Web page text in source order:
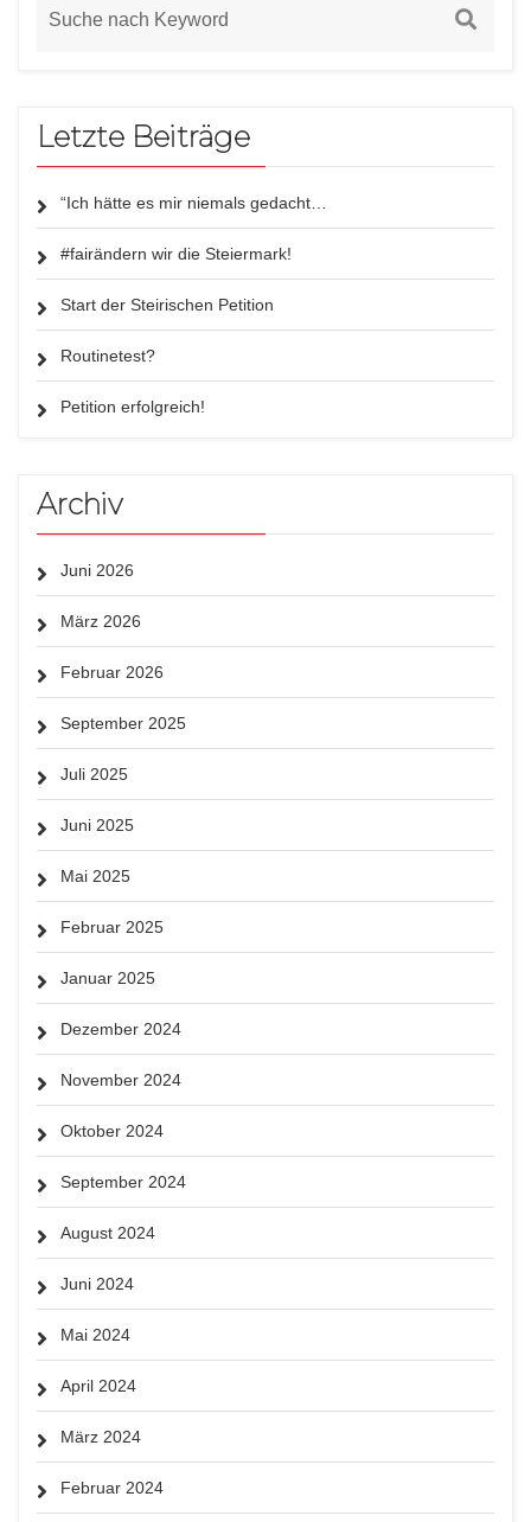
Letzte Beiträge
“Ich hätte es mir niemals gedacht…
#fairändern wir die Steiermark!
Start der Steirischen Petition
Routinetest?
Petition erfolgreich!
Archiv
Juni 2026
März 2026
Februar 2026
September 2025
Juli 2025
Juni 2025
Mai 2025
Februar 2025
Januar 2025
Dezember 2024
November 2024
Oktober 2024
September 2024
August 2024
Juni 2024
Mai 2024
April 2024
März 2024
Februar 2024